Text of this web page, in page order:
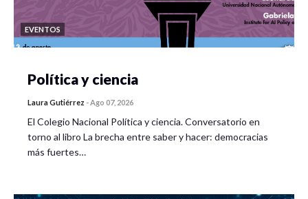
EVENTOS
Política y ciencia
Laura Gutiérrez -Ago 07, 2026
El Colegio Nacional Política y ciencia. Conversatorio en
torno al libro La brecha entre saber y hacer: democracias
más fuertes…